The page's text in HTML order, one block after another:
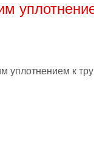
уплотнением к